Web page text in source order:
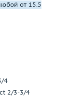
от 15.5
4
2/3-3/4